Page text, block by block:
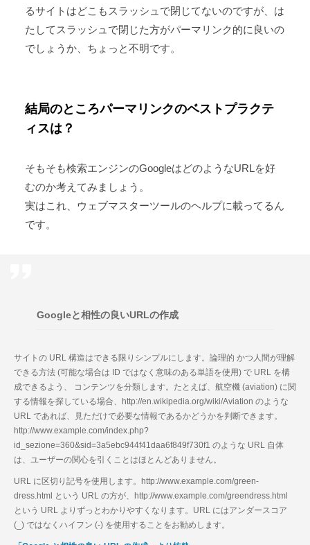
るサイトはどこもスラッシュで閉じてないのですが、は
たしてスラッシュで閉じた方がパーマリンク的に良いの
でしょうか、ちょっと不明です。
結局のところパーマリンクのベストプラクテ
ィスは？
そもそも検索エンジンのGoogleはどのようなURLを好
むのか考えてみましょう。
実はこれ、ウェブマスターツールのヘルプに載ってるん
です。
Googleと相性の良いURLの作成
サイトの URL 構造はできる限りシンプルにします。論理的 かつ人間が理解
できる方法 (可能な場合は ID ではなく意味のある単語を使用) で URL を構
成できるよう、 コンテンツを分類します。たとえば、航空機 (aviation) に関
する情報を探している場合、http://en.wikipedia.org/wiki/Aviation のような
URL であれば、見ただけで必要な情報であるかどうかを判断できます。
http://www.example.com/index.php?
id_sezione=360&sid=3a5ebc944f41daa6f849f730f1 のような URL 自体
は、ユーザーの関心を引くことはほとんどありません。
URL に区切り記号を使用します。http://www.example.com/green-
dress.html という URL の方が、http://www.example.com/greendress.html
という URL よりずっとわかりやすくなります。URL にはアンダースコア
(_) ではなくハイフン (-) を使用することをお勧めします。